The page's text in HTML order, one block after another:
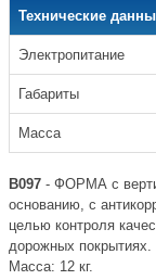
Технические
Электропитание
Габариты
Масса
B097 - ФОРМА с
основанию, с
целью контроля
дорожных покрытиях.
Масса: 12 кг.